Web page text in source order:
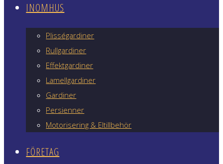
INOMHUS
Plisségardiner
Rullgardiner
Effektgardiner
Lamellgardiner
Gardiner
Persienner
Motorisering & Eltillbehör
FÖRETAG